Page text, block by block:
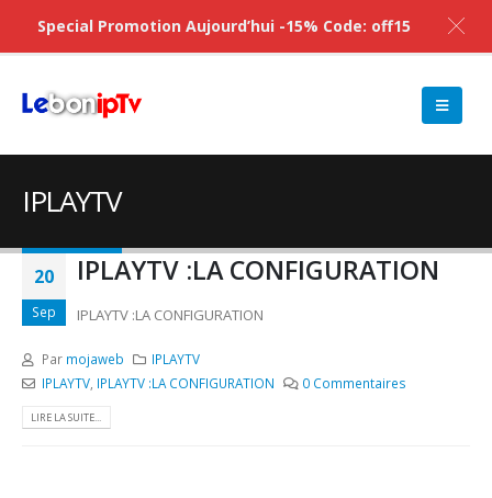
IPLAYTV
20
Sep
IPLAYTV :LA CONFIGURATION
IPLAYTV :LA CONFIGURATION
Par mojaweb
IPLAYTV
IPLAYTV, IPLAYTV :LA CONFIGURATION 0 Commentaires
LIRE LA SUITE...
Special Promotion Aujourd’hui -15% Code: off15